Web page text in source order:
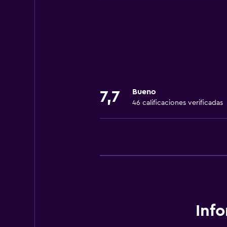
Baño privado
Tatami (piso tradicional japonés)
Sistema de entretenimiento
7,7 Bueno
46 calificaciones verificadas